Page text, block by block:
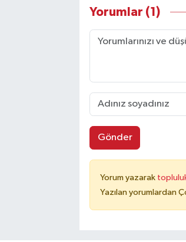
Yorumlar (1)
Gönder
Yorum yazarak topluluk
Yazılan yorumlardan